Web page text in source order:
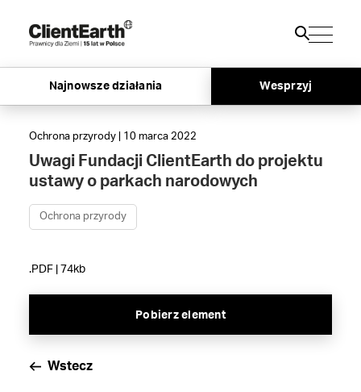
Najnowsze działania Wesprzyj
Ochrona przyrody | 10 marca 2022
Uwagi Fundacji ClientEarth do projektu
ustawy o parkach narodowych
Ochrona przyrody
.PDF | 74kb
Pobierz element
Wstecz